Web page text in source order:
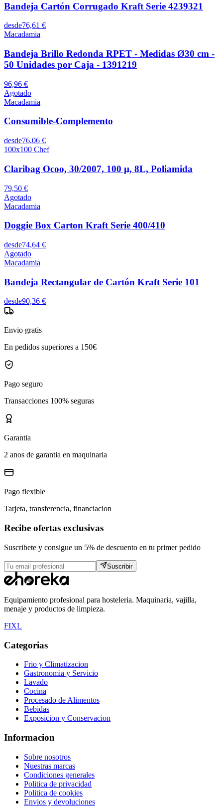
Bandeja Cartón Corrugado Kraft Serie 4239321
desde76,61 €
Macadamia
Bandeja Brillo Redonda RPET - Medidas Ø30 cm -
50 Unidades por Caja - 1391219
96,96 €
Agotado
Macadamia
Consumible-Complemento
desde76,06 €
100x100 Chef
Claribag Ocoo, 30/2007, 100 µ, 8L, Poliamida
79,50 €
Agotado
Macadamia
Doggie Box Carton Kraft Serie 400/410
desde74,64 €
Agotado
Macadamia
Bandeja Rectangular de Cartón Kraft Serie 101
desde90,36 €
Envio gratis
En pedidos superiores a 150€
Pago seguro
Transacciones 100% seguras
Garantia
2 anos de garantia en maquinaria
Pago flexible
Tarjeta, transferencia, financiacion
Recibe ofertas exclusivas
Suscribete y consigue un 5% de descuento en tu primer pedido
Suscribir
Equipamiento profesional para hosteleria. Maquinaria, vajilla,
menaje y productos de limpieza.
FIXL
Categorias
Frio y Climatizacion
Gastronomia y Servicio
Lavado
Cocina
Procesado de Alimentos
Bebidas
Exposicion y Conservacion
Informacion
Sobre nosotros
Nuestras marcas
Condiciones generales
Politica de privacidad
Politica de cookies
Envios y devoluciones